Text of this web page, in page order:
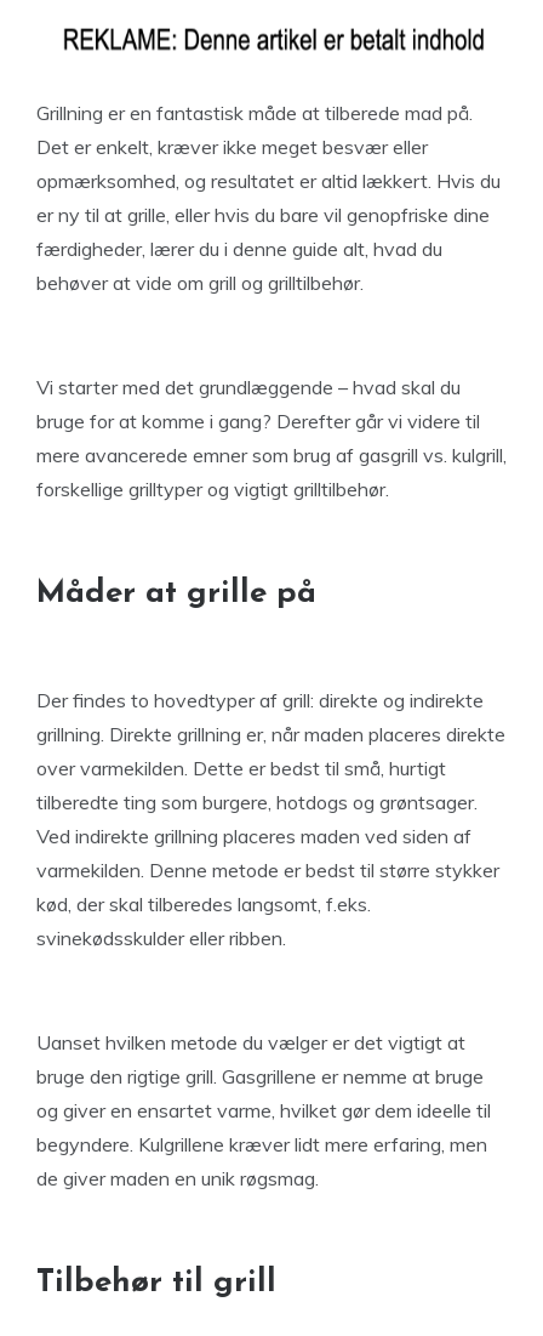
Grillning er en fantastisk måde at tilberede mad på.
Det er enkelt, kræver ikke meget besvær eller
opmærksomhed, og resultatet er altid lækkert. Hvis du
er ny til at grille, eller hvis du bare vil genopfriske dine
færdigheder, lærer du i denne guide alt, hvad du
behøver at vide om grill og grilltilbehør.
Vi starter med det grundlæggende – hvad skal du
bruge for at komme i gang? Derefter går vi videre til
mere avancerede emner som brug af gasgrill vs. kulgrill,
forskellige grilltyper og vigtigt grilltilbehør.
Måder at grille på
Der findes to hovedtyper af grill: direkte og indirekte
grillning. Direkte grillning er, når maden placeres direkte
over varmekilden. Dette er bedst til små, hurtigt
tilberedte ting som burgere, hotdogs og grøntsager.
Ved indirekte grillning placeres maden ved siden af
varmekilden. Denne metode er bedst til større stykker
kød, der skal tilberedes langsomt, f.eks.
svinekødsskulder eller ribben.
Uanset hvilken metode du vælger er det vigtigt at
bruge den rigtige grill. Gasgrillene er nemme at bruge
og giver en ensartet varme, hvilket gør dem ideelle til
begyndere. Kulgrillene kræver lidt mere erfaring, men
de giver maden en unik røgsmag.
Tilbehør til grill